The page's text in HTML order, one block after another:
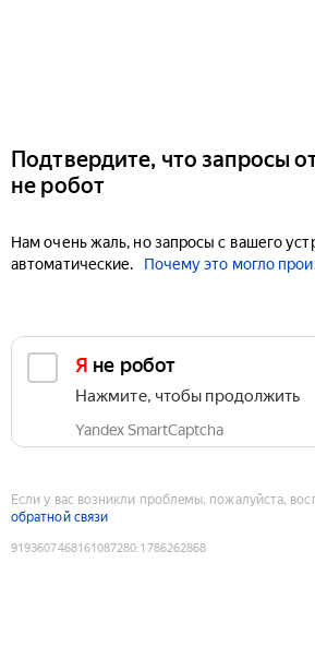
Подтвердите, что запросы
не робот
Нам очень жаль, но запросы с вашего
автоматические.
Почему это могло
Я не робот
Нажмите, чтобы продолжить
Yandex SmartCaptcha
Если у вас возникли проблемы, пожалуйста,
обратной связи
9193607468161087280:1786262868